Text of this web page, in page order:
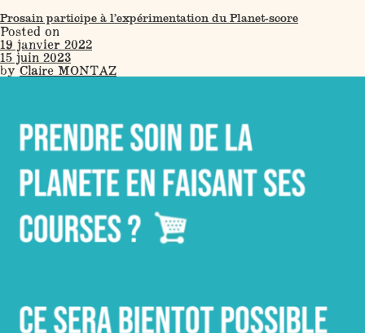
Prosain participe à l’expérimentation du Planet-score
Posted on
19 janvier 2022
15 juin 2023
byClaire MONTAZ